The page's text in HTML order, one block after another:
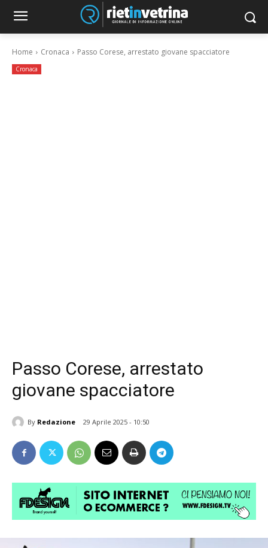
Home Cronaca Passo Corese, arrestato giovane spacciatore
Cronaca
Passo Corese, arrestato
giovane spacciatore
By Redazione 29 Aprile 2025 - 10:50